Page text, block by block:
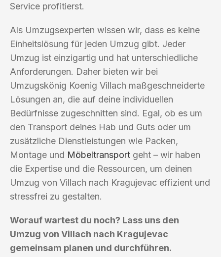
Service profitierst.
Als Umzugsexperten wissen wir, dass es keine
Einheitslösung für jeden Umzug gibt. Jeder
Umzug ist einzigartig und hat unterschiedliche
Anforderungen. Daher bieten wir bei
Umzugskönig Koenig Villach maßgeschneiderte
Lösungen an, die auf deine individuellen
Bedürfnisse zugeschnitten sind. Egal, ob es um
den Transport deines Hab und Guts oder um
zusätzliche Dienstleistungen wie Packen,
Montage und Möbeltransport geht – wir haben
die Expertise und die Ressourcen, um deinen
Umzug von Villach nach Kragujevac effizient und
stressfrei zu gestalten.
Worauf wartest du noch? Lass uns den
Umzug von Villach nach Kragujevac
gemeinsam planen und durchführen.